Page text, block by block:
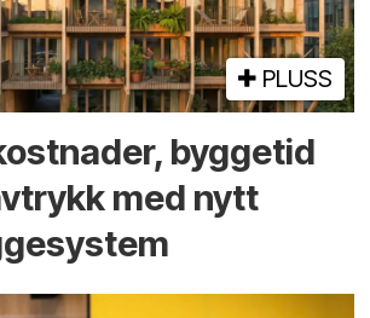
PLUSS
byggetid
med nytt